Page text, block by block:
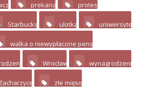
4 prekariat 3 protest
Starbucks 2 ulotka 2 uniwersytet
walka o niewypłacone pensje
4 Wrocław 3 wynagrodzenie
3 złe mięso